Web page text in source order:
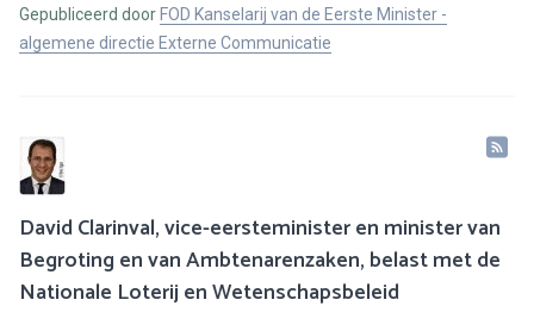
Gepubliceerd door FOD Kanselarij van de Eerste Minister -
algemene directie Externe Communicatie
David Clarinval, vice-eersteminister en minister van
Begroting en van Ambtenarenzaken, belast met de
Nationale Loterij en Wetenschapsbeleid